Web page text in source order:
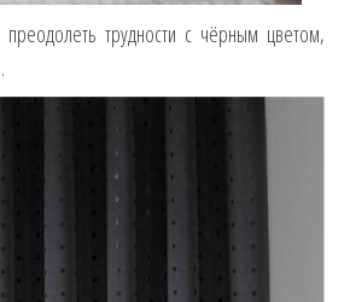
трудности с чёрным цветом,